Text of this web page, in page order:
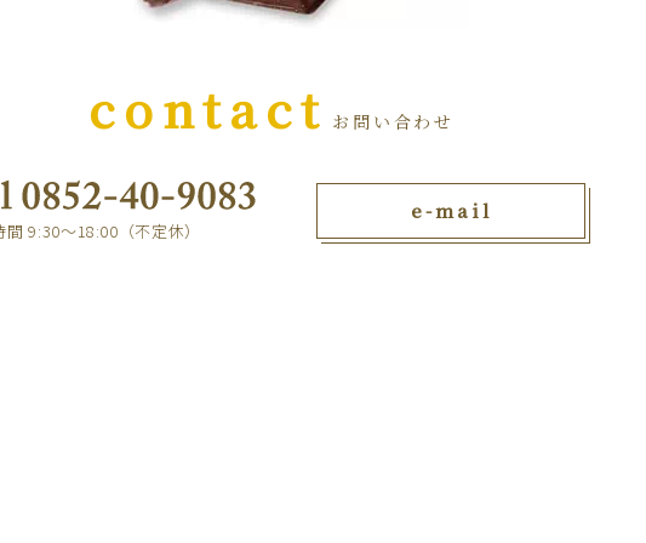
contact お問い合わせ
間 9:30～18:00（不定休）
e-mail